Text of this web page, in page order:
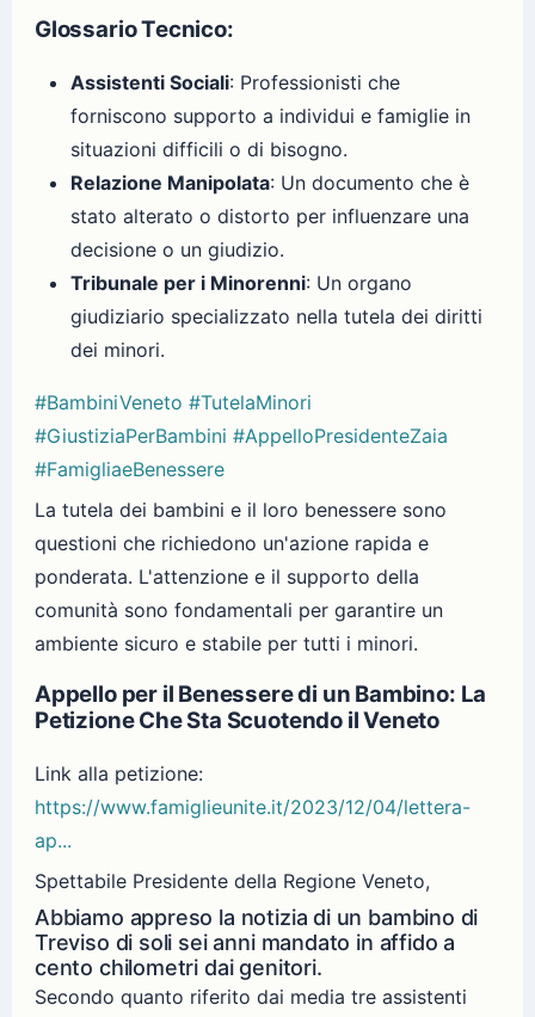
Glossario Tecnico:
Assistenti Sociali: Professionisti che
forniscono supporto a individui e famiglie in
situazioni difficili o di bisogno.
Relazione Manipolata: Un documento che è
stato alterato o distorto per influenzare una
decisione o un giudizio.
Tribunale per i Minorenni: Un organo
giudiziario specializzato nella tutela dei diritti
dei minori.
#BambiniVeneto #TutelaMinori
#GiustiziaPerBambini #AppelloPresidenteZaia
#FamigliaeBenessere
La tutela dei bambini e il loro benessere sono
questioni che richiedono un'azione rapida e
ponderata. L'attenzione e il supporto della
comunità sono fondamentali per garantire un
ambiente sicuro e stabile per tutti i minori.
Appello per il Benessere di un Bambino: La
Petizione Che Sta Scuotendo il Veneto
Link alla petizione:
https://www.famiglieunite.it/2023/12/04/lettera-
ap...
Spettabile Presidente della Regione Veneto,
Abbiamo appreso la notizia di un bambino di
Treviso di soli sei anni mandato in affido a
cento chilometri dai genitori.
Secondo quanto riferito dai media tre assistenti